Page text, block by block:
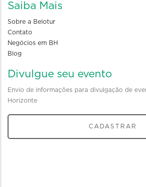
Saiba Mais
Sobre a Belotur
Contato
Negócios em BH
Blog
Divulgue seu evento
Envio de informações para divulgação de
Horizonte
CADASTRAR